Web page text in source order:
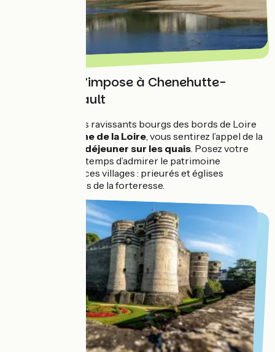
Une pause s’impose à Chenehutte-
Trèves-Cunault
En traversant ces ravissants bourgs des bords de Loire
sur la rive gauche de la Loire, vous sentirez l’appel de la
déjeuner sur les quais. Posez votre
vélo et prenez le temps d’admirer le patrimoine
exceptionnel de ces villages : prieurés et églises
romanes, vestiges de la forteresse.